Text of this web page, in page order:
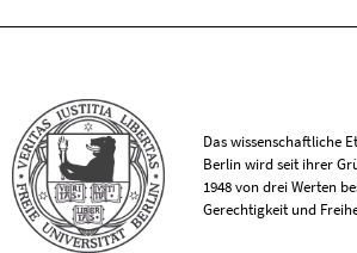
Das wissenschaftliche
Berlin wird seit ihrer
1948 von drei Werten
Gerechtigkeit und